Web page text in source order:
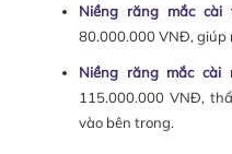
Niềng răng mắc cài
80.000.000 VNĐ, giúp
Niềng răng mắc cài
115.000.000 VNĐ,
vào bên trong.